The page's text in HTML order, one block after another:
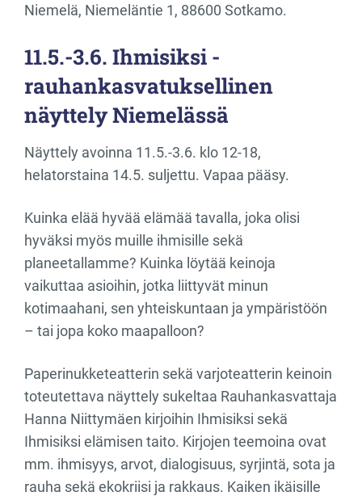
Niemelä, Niemeläntie 1, 88600 Sotkamo.
11.5.-3.6. Ihmisiksi -
rauhankasvatuksellinen
näyttely Niemelässä
Näyttely avoinna 11.5.-3.6. klo 12-18,
helatorstaina 14.5. suljettu. Vapaa pääsy.
Kuinka elää hyvää elämää tavalla, joka olisi
hyväksi myös muille ihmisille sekä
planeetallamme? Kuinka löytää keinoja
vaikuttaa asioihin, jotka liittyvät minun
kotimaahani, sen yhteiskuntaan ja ympäristöön
– tai jopa koko maapalloon?
Paperinukketeatterin sekä varjoteatterin keinoin
toteutettava näyttely sukeltaa Rauhankasvattaja
Hanna Niittymäen kirjoihin Ihmisiksi sekä
Ihmisiksi elämisen taito. Kirjojen teemoina ovat
mm. ihmisyys, arvot, dialogisuus, syrjintä, sota ja
rauha sekä ekokriisi ja rakkaus. Kaiken ikäisille